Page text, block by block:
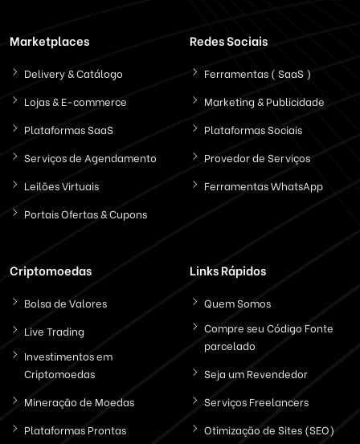
Marketplaces
Delivery & Catálogo
Lojas & E-commerce
Plataformas SaaS
Serviços de Agendamento
Leilões Virtuais
Portais Ofertas & Cupons
Redes Sociais
Ferramentas ( SaaS )
Marketing & Publicidade
Plataformas Sociais
Provedor de Serviços
Ferramentas WhatsApp
Criptomoedas
Bolsa de Valores
Live Trading
Investimentos em
Criptomoedas
Mineração de Moedas
Plataformas Prontas
Links Rápidos
Quem Somos
Compre seu Código Fonte
parcelado
Seja um Revendedor
Serviços Freelancers
Otimização de Sites (SEO)